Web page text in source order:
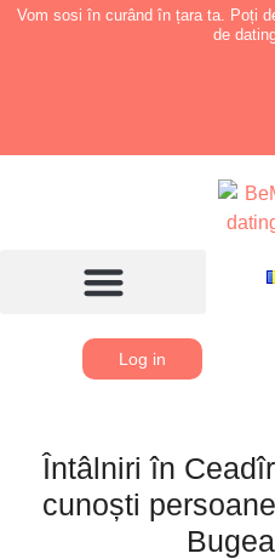
Vom sosi în curând în țara ta. Poți
de
Log in
Întâlniri în
cunoști